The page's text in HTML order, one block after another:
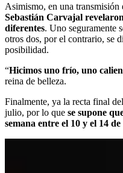
Asimismo, en una transmisión
Sebastián Carvajal
diferentes. Uno seguramente
otros dos, por el contrario, se
posibilidad.
“Hicimos uno frío, uno
reina de belleza.
Finalmente, ya la recta final
julio, por lo que se supone
semana entre el 10 y el 14